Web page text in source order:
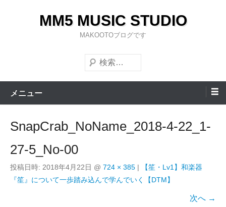
キ
MM5 MUSIC STUDIO
MAKOOTOブログです
検
索
メニュー
SnapCrab_NoName_2018-4-22_1-
27-5_No-00
投稿日時: 2018年4月22日 @ 724 × 385 |
【笙・Lv1】和楽器
『笙』について一歩踏み込んで学んでいく【DTM】
次へ →